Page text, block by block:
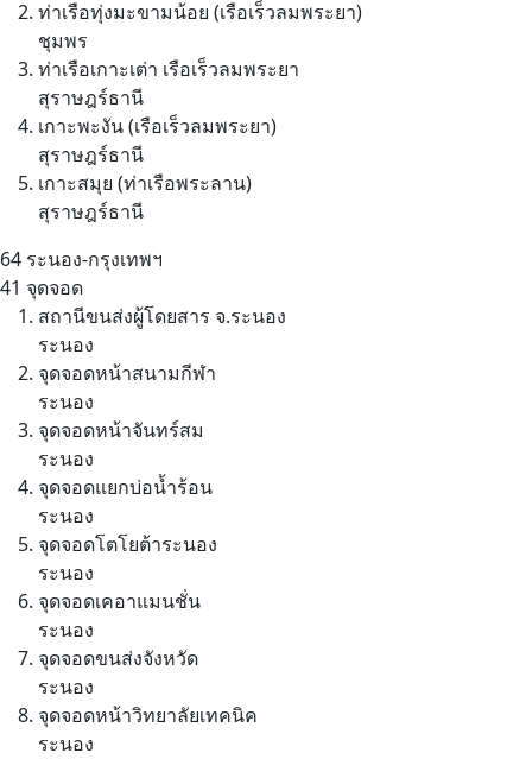
ท่าเรือทุ่งมะขามน้อย (เรือเร็วลมพระยา)
ชุมพร
ท่าเรือเกาะเต่า เรือเร็วลมพระยา
สุราษฎร์ธานี
เกาะพะงัน (เรือเร็วลมพระยา)
สุราษฎร์ธานี
เกาะสมุย (ท่าเรือพระลาน)
สุราษฎร์ธานี
64 ระนอง-กรุงเทพฯ
41 จุดจอด
สถานีขนส่งผู้โดยสาร จ.ระนอง
ระนอง
จุดจอดหน้าสนามกีฬา
ระนอง
จุดจอดหน้าจันทร์สม
ระนอง
จุดจอดแยกบ่อน้ำร้อน
ระนอง
จุดจอดโตโยต้าระนอง
ระนอง
จุดจอดเคอาแมนชั่น
ระนอง
จุดจอดขนส่งจังหวัด
ระนอง
จุดจอดหน้าวิทยาลัยเทคนิค
ระนอง